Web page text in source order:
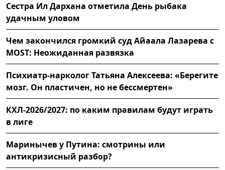
Сестра Ил Дархана отметила День рыбака
удачным уловом
Чем закончился громкий суд Айаала Лазарева с
MOST: Неожиданная развязка
Психиатр-нарколог Татьяна Алексеева: «Берегите
мозг. Он пластичен, но не бессмертен»
КХЛ-2026/2027: по каким правилам будут играть
в лиге
Маринычев у Путина: смотрины или
антикризисный разбор?